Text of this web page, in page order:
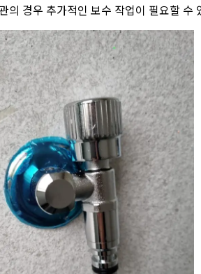
의 경우 추가적인 보수 작업이 필요할